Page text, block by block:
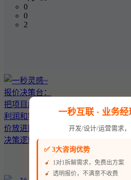
0
0
2
一秒互联 · 业务
开发/设计/运营需求，
✅ 3大咨询优势
1对1拆解需求，免费出方案
透明报价，不满意不收费